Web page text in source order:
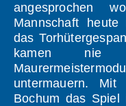
angesprochen
Mannschaft
das
kamen nie
untermauern.
Bochum das